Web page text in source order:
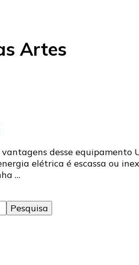
Artes
desse equipamento
elétrica é escassa ou
…